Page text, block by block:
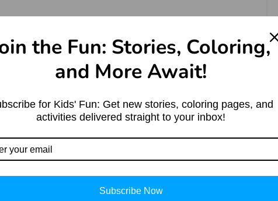
the Fun: Stories, Coloring,
and More Await!
for Kids' Fun: Get new stories, coloring pages, and
activities delivered straight to your inbox!
Subscribe Now